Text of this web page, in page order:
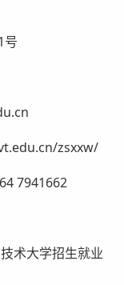
zsxxw/
7941662
术大学招生就业